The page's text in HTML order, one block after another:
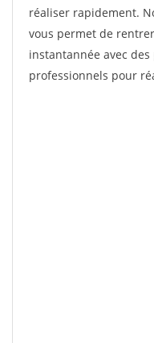
réaliser rapidement.
vous permet de
instantannée avec
professionnels pour